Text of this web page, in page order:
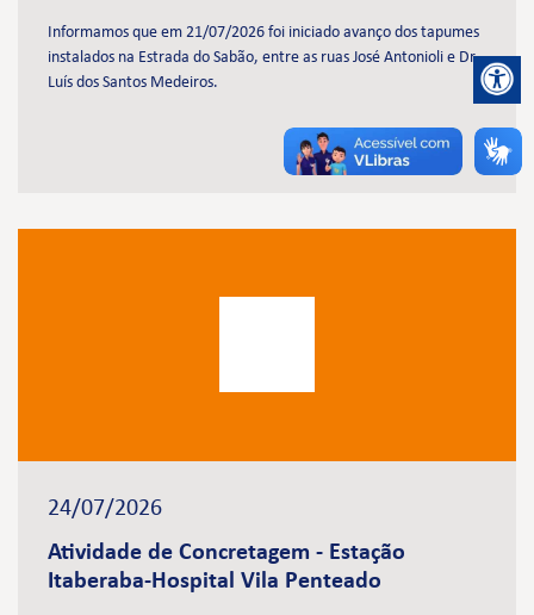
Informamos que em 21/07/2026 foi iniciado avanço dos tapumes
instalados na Estrada do Sabão, entre as ruas José Antonioli e Dr.
Luís dos Santos Medeiros.
24/07/2026
Atividade de Concretagem - Estação
Itaberaba-Hospital Vila Penteado